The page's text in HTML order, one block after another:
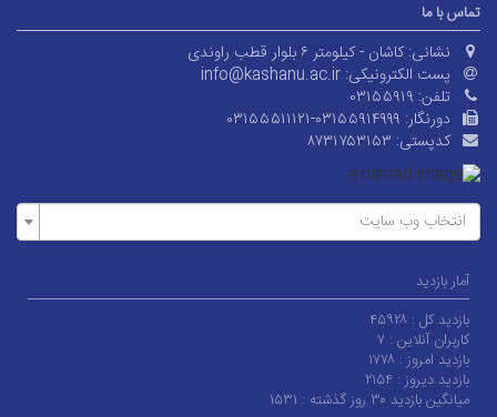
تماس با ما
نشانی: کاشان - کیلومتر ۶ بلوار قطب راوندی
پست الکترونیکی: info@kashanu.ac.ir
تلفن: ۰۳۱۵۵۹۱۹
دورنگار: ۰۳۱۵۵۵۱۱۱۲۱-۰۳۱۵۵۹۱۴۹۹۹
کدپستی: ۸۷۳۱۷۵۳۱۵۳
انتخاب وب سایت
آمار بازدید
بازدید کل : ۴۵۹۲۸
کاربران آنلاین : ۷
بازدید امروز : ۱۷۷۸
بازدید دیروز : ۲۱۵۴
میانگین بازدید ۳۰ روز گذشته :
۱۵۳۱